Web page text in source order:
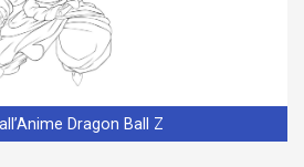
Dragon Ball Z